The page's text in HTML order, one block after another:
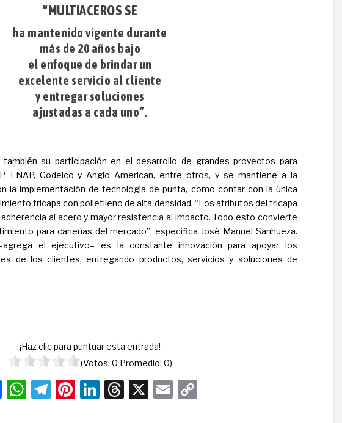
“MULTIACEROS SE
ha mantenido vigente durante
más de 20 años bajo
el enfoque de brindar un
excelente servicio al cliente
y entregar soluciones
ajustadas a cada uno”.
también su participación en el desarrollo de grandes proyectos para
ENAP, Codelco y Anglo American, entre otros, y se mantiene a la
la implementación de tecnología de punta, como contar con la única
tricapa con polietileno de alta densidad. “Los atributos del tricapa
al acero y mayor resistencia al impacto. Todo esto convierte
para cañerías del mercado”, especifica José Manuel Sanhueza.
el ejecutivo– es la constante innovación para apoyar los
de los clientes, entregando productos, servicios y soluciones de
¡Haz clic para puntuar esta entrada!
(Votos:0 Promedio:0)
F W T Pi Li T X E